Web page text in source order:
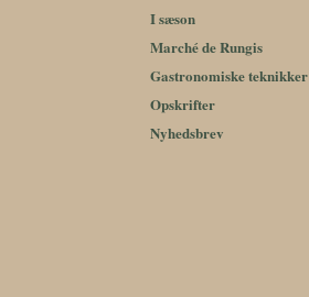
I sæson
Marché de Rungis
Gastronomiske teknikker
Opskrifter
Nyhedsbrev